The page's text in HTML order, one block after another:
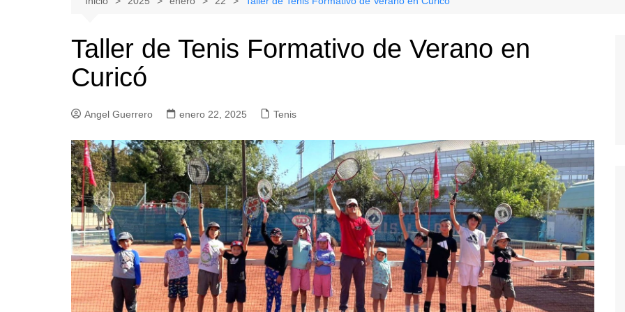
Tenis
Boxeo
Gimnasia
Licantén
Sagrada Familia
Teno
Vichuquén
Taller de Tenis Formativo de Verano en
Curicó
Angel Guerrero enero 22, 2025 Tenis